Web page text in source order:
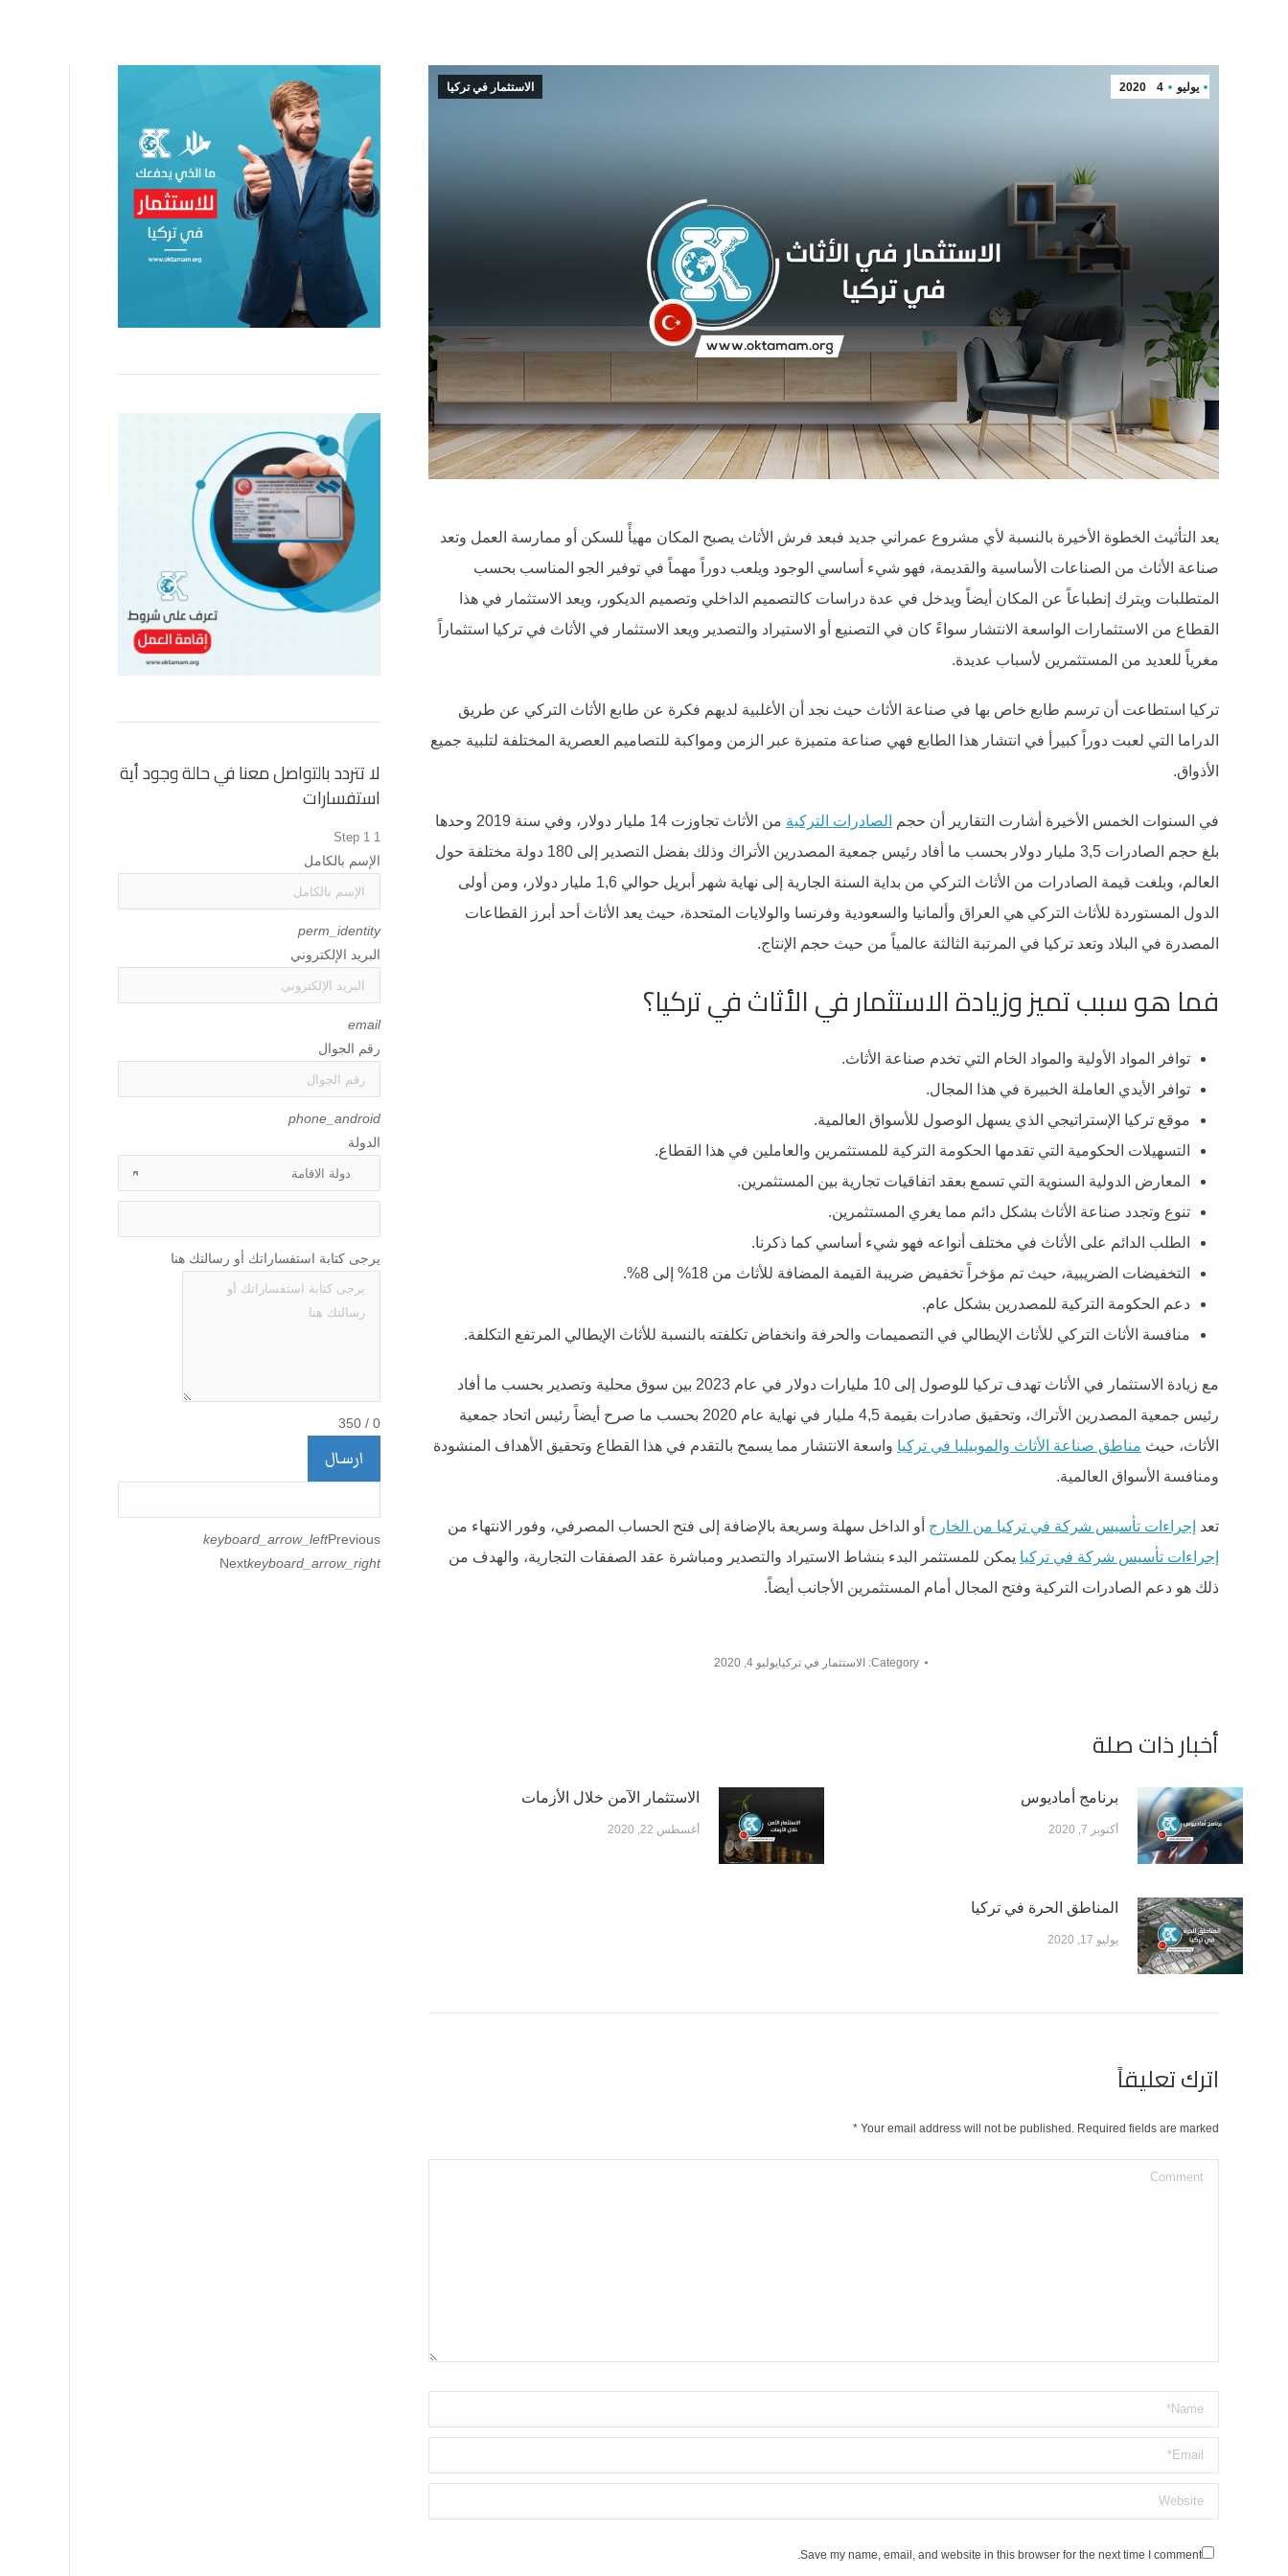
يوليو 4
2020 الاستثمار في تركيا
يعد التأثيث الخطوة الأخيرة بالنسبة لأي مشروع عمراني جديد فبعد فرش الأثاث يصبح المكان مهيأً للسكن أو ممارسة العمل وتعد
صناعة الأثاث من الصناعات الأساسية والقديمة، فهو شيء أساسي الوجود ويلعب دوراً مهماً في توفير الجو المناسب بحسب
المتطلبات ويترك إنطباعاً عن المكان أيضاً ويدخل في عدة دراسات كالتصميم الداخلي وتصميم الديكور، ويعد الاستثمار في هذا
القطاع من الاستثمارات الواسعة الانتشار سواءً كان في التصنيع أو الاستيراد والتصدير ويعد الاستثمار في الأثاث في تركيا استثماراً
مغرياً للعديد من المستثمرين لأسباب عديدة.
تركيا استطاعت أن ترسم طابع خاص بها في صناعة الأثاث حيث نجد أن الأغلبية لديهم فكرة عن طابع الأثاث التركي عن طريق
الدراما التي لعبت دوراً كبيرأ في انتشار هذا الطابع فهي صناعة متميزة عبر الزمن ومواكبة للتصاميم العصرية المختلفة لتلبية جميع
الأذواق.
في السنوات الخمس الأخيرة أشارت التقارير أن حجم الصادرات التركية
من الأثاث تجاوزت 14 مليار دولار، وفي سنة 2019 وحدها
بلغ حجم الصادرات 3,5 مليار دولار بحسب ما أفاد رئيس جمعية المصدرين الأتراك وذلك بفضل التصدير إلى 180 دولة مختلفة حول
العالم، وبلغت قيمة الصادرات من الأثاث التركي من بداية السنة الجارية إلى نهاية شهر أبريل حوالي 1,6 مليار دولار، ومن أولى
الدول المستوردة للأثاث التركي هي العراق وألمانيا والسعودية وفرنسا والولايات المتحدة، حيث يعد الأثاث أحد أبرز القطاعات
المصدرة في البلاد وتعد تركيا في المرتبة الثالثة عالمياً من حيث حجم الإنتاج.
فما هو سبب تميز وزيادة الاستثمار في الأثاث في تركيا؟
توافر المواد الأولية والمواد الخام التي تخدم صناعة الأثاث.
توافر الأيدي العاملة الخبيرة في هذا المجال.
موقع تركيا الإستراتيجي الذي يسهل الوصول للأسواق العالمية.
التسهيلات الحكومية التي تقدمها الحكومة التركية للمستثمرين والعاملين في هذا القطاع.
المعارض الدولية السنوية التي تسمع بعقد اتفاقيات تجارية بين المستثمرين.
تنوع وتجدد صناعة الأثاث بشكل دائم مما يغري المستثمرين.
الطلب الدائم على الأثاث في مختلف أنواعه فهو شيء أساسي كما ذكرنا.
التخفيضات الضريبية، حيث تم مؤخراً تخفيض ضريبة القيمة المضافة للأثاث من 18% إلى 8%.
دعم الحكومة التركية للمصدرين بشكل عام.
منافسة الأثاث التركي للأثاث الإيطالي في التصميمات والحرفة وانخفاض تكلفته بالنسبة للأثاث الإيطالي المرتفع التكلفة.
مع زيادة الاستثمار في الأثاث تهدف تركيا للوصول إلى 10 مليارات دولار في عام 2023 بين سوق محلية وتصدير بحسب ما أفاد
رئيس جمعية المصدرين الأتراك، وتحقيق صادرات بقيمة 4,5 مليار في نهاية عام 2020 بحسب ما صرح أيضاً رئيس اتحاد جمعية
الأثاث، حيث مناطق صناعة الأثاث والموبيليا في تركيا واسعة الانتشار مما يسمح بالتقدم في هذا القطاع وتحقيق الأهداف المنشودة
ومنافسة الأسواق العالمية.
تعد إجراءات تأسيس شركة في تركيا من الخارج أو الداخل سهلة وسريعة بالإضافة إلى فتح الحساب المصرفي، وفور الانتهاء من
إجراءات تأسيس شركة في تركيا يمكن للمستثمر البدء بنشاط الاستيراد والتصدير ومباشرة عقد الصفقات التجارية، والهدف من
ذلك هو دعم الصادرات التركية وفتح المجال أمام المستثمرين الأجانب أيضاً.
Category: الاستثمار في تركيايوليو 4, 2020
أخبار ذات صلة
برنامج أماديوس
أكتوبر 7, 2020
الاستثمار الآمن خلال الأزمات
أغسطس 22, 2020
المناطق الحرة في تركيا
يوليو 17, 2020
اترك تعليقاً
Your email address will not be published. Required fields are marked
*
Comment
Name *
Email *
Website
Save my name, email, and website in this browser for the next time I comment.
لا تتردد بالتواصل معنا في حالة وجود أية
استفسارات
1
Step 1
الإسم بالكامل
perm_identity
البريد الإلكتروني
email
رقم الجوال
phone_android
الدولة
يرجى كتابة استفساراتك أو رسالتك هنا
0
/
350
ارسال
keyboard_arrow_leftPrevious
Nextkeyboard_arrow_right